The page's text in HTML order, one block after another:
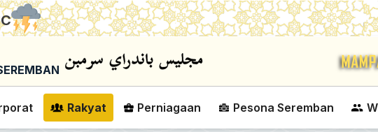
Skip to main content
Rakyat Perniagaan Pesona Seremban